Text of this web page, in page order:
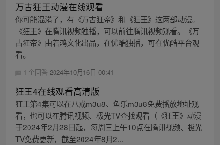
万古狂王动漫在线观看
你可能混淆了，有《万古狂帝》和《狂王》这两部动漫。
《狂王》在腾讯视频独播，可以前往腾讯视频观看。《万
古狂帝》由若鸿文化出品，在优酷独播，可在优酷平台观
看。
1 个回答 2024年10月16日 00:41
狂王4在线观看高清版
狂王第4集可以在八戒m3u8、鱼乐m3u8免费播放地址观
看，也可以在腾讯视频、极光TV查找观看（《狂王》动漫
于2024年2月28日起，每周三上午10点在腾讯视频、极光
TV免费更新，截至2024年8月2...